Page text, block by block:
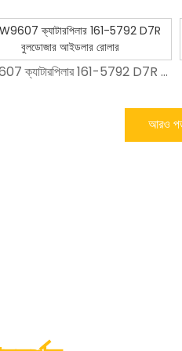
9W9607 ক্যাটারপিলার 161-5792 D7R বুলডোজার আইডলার রোলার
9W9607 ক্যাটারপিলার 161-5792 D7R বুলডোজার আইডলার রোলার
EX200-5 ট্র্যাক জুতা বোল্ট এবং বাদাম
আরও